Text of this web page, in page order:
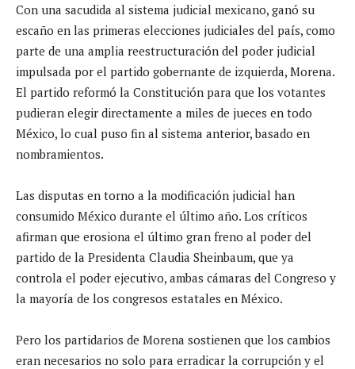
Con una sacudida al sistema judicial mexicano, ganó su
escaño en las primeras elecciones judiciales del país, como
parte de una amplia reestructuración del poder judicial
impulsada por el partido gobernante de izquierda, Morena.
El partido reformó la Constitución para que los votantes
pudieran elegir directamente a miles de jueces en todo
México, lo cual puso fin al sistema anterior, basado en
nombramientos.
Las disputas en torno a la modificación judicial han
consumido México durante el último año. Los críticos
afirman que erosiona el último gran freno al poder del
partido de la Presidenta Claudia Sheinbaum, que ya
controla el poder ejecutivo, ambas cámaras del Congreso y
la mayoría de los congresos estatales en México.
Pero los partidarios de Morena sostienen que los cambios
eran necesarios no solo para erradicar la corrupción y el